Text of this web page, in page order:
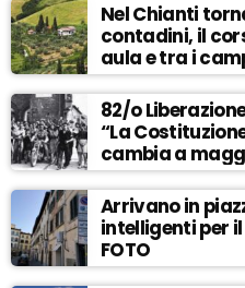
Nel Chianti
contadini, il
aula e tra i
82/o
“La
cambia a
Arrivano in
intelligenti per
FOTO